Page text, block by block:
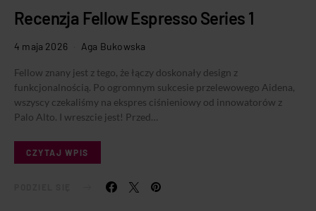
Recenzja Fellow Espresso Series 1
4 maja 2026 Aga Bukowska
Fellow znany jest z tego, że łączy doskonały design z
funkcjonalnością. Po ogromnym sukcesie przelewowego Aidena,
wszyscy czekaliśmy na ekspres ciśnieniowy od innowatorów z
Palo Alto. I wreszcie jest! Przed…
CZYTAJ WPIS